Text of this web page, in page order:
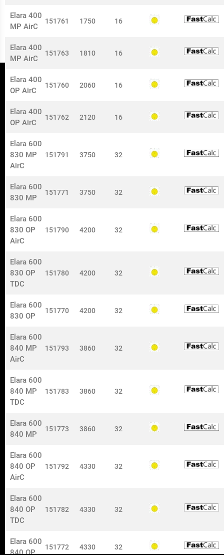
Elara 400
MP AirC
151761 1750 16
Elara 400
MP AirC
151763 1810 16
Elara 400
OP AirC
151760 2060 16
Elara 400
OP AirC
151762 2120 16
Elara 600
830 MP
AirC
151791 3750 32
Elara 600
830 MP
151771 3750 32
Elara 600
830 OP
AirC
151790 4200 32
Elara 600
830 OP
TDC
151780 4200 32
Elara 600
830 OP
151770 4200 32
Elara 600
840 MP
AirC
151793 3860 32
Elara 600
840 MP
TDC
151783 3860 32
Elara 600
840 MP
151773 3860 32
Elara 600
840 OP
AirC
151792 4330 32
Elara 600
840 OP
TDC
151782 4330 32
Elara 600
840 OP
151772 4330 32
Tel:
0573-296 50
Information
Hållbarhet
Tjänster
ISO certifieringar
Anmäl dig till vårat nyhetsbrev
Få senaste uppdateringarna från oss och håll er ajour med
Tryck på knappen nedan och fyll i formuläret: